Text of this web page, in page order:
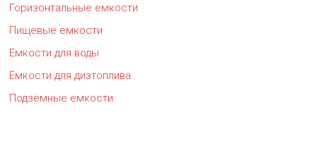
Горизонтальные емкости
Пищевые емкости
Емкости для воды
Емкости для дизтоплива
Подземные емкости